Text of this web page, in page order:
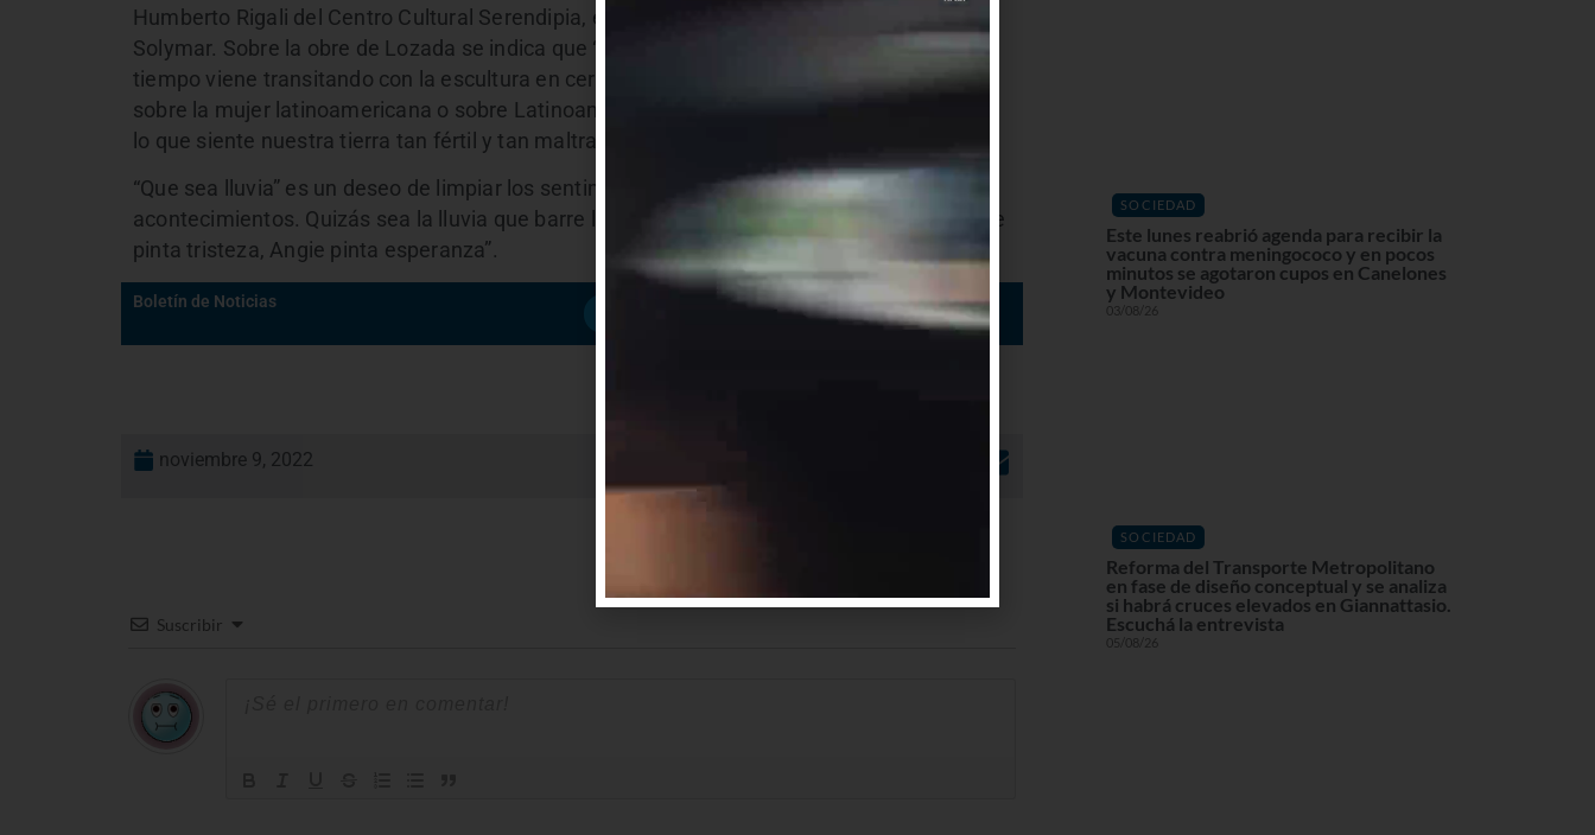
Humberto Rigali del Centro Cultural Serendipia, en calle de Los Leones y Calle 70 en
Solymar. Sobre la obre de Lozada se indica que “nos trae un paisaje de lo que hace algún
tiempo viene transitando con la escultura en cerámica. Continuando un concepto definido
sobre la mujer latinoamericana o sobre Latinoamérica representada a través de la mujer y
lo que siente nuestra tierra tan fértil y tan maltratada”.
“Que sea lluvia” es un deseo de limpiar los sentimientos al sentir impotencia por los
acontecimientos. Quizás sea la lluvia que barre la miseria. “Porque Angie pinta rabia, Angie
pinta tristeza, Angie pinta esperanza”.
Boletín de Noticias
noviembre 9, 2022
Suscribir
SOCIEDAD
Este lunes reabrió agenda para recibir la
vacuna contra meningococo y en pocos
minutos se agotaron cupos en Canelones
y Montevideo
03/08/26
SOCIEDAD
Reforma del Transporte Metropolitano
en fase de diseño conceptual y se analiza
si habrá cruces elevados en Giannattasio.
Escuchá la entrevista
05/08/26